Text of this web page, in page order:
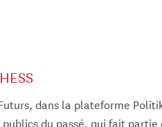
dans la plateforme
du passé, qui fait partie